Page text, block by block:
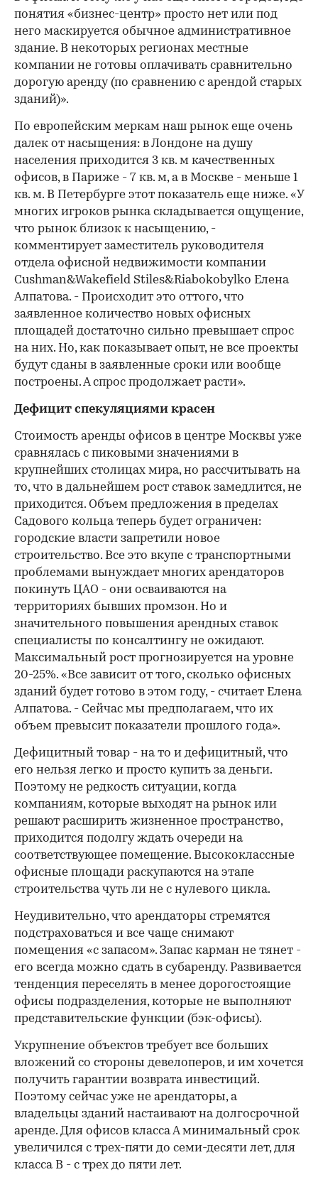
понятия «бизнес-центр» просто нет или под
него маскируется обычное административное
здание. В некоторых регионах местные
компании не готовы оплачивать сравнительно
дорогую аренду (по сравнению с арендой старых
зданий)».
По европейским меркам наш рынок еще очень
далек от насыщения: в Лондоне на душу
населения приходится 3 кв. м качественных
офисов, в Париже - 7 кв. м, а в Москве - меньше 1
кв. м. В Петербурге этот показатель еще ниже. «У
многих игроков рынка складывается ощущение,
что рынок близок к насыщению, -
комментирует заместитель руководителя
отдела офисной недвижимости компании
Cushman&Wakefield Stiles&Riabokobylko Елена
Алпатова. - Происходит это оттого, что
заявленное количество новых офисных
площадей достаточно сильно превышает спрос
на них. Но, как показывает опыт, не все проекты
будут сданы в заявленные сроки или вообще
построены. А спрос продолжает расти».
Дефицит спекуляциями красен
Стоимость аренды офисов в центре Москвы уже
сравнялась с пиковыми значениями в
крупнейших столицах мира, но рассчитывать на
то, что в дальнейшем рост ставок замедлится, не
приходится. Объем предложения в пределах
Садового кольца теперь будет ограничен:
городские власти запретили новое
строительство. Все это вкупе с транспортными
проблемами вынуждает многих арендаторов
покинуть ЦАО - они осваиваются на
территориях бывших промзон. Но и
значительного повышения арендных ставок
специалисты по консалтингу не ожидают.
Максимальный рост прогнозируется на уровне
20-25%. «Все зависит от того, сколько офисных
зданий будет готово в этом году, - считает Елена
Алпатова. - Сейчас мы предполагаем, что их
объем превысит показатели прошлого года».
Дефицитный товар - на то и дефицитный, что
его нельзя легко и просто купить за деньги.
Поэтому не редкость ситуации, когда
компаниям, которые выходят на рынок или
решают расширить жизненное пространство,
приходится подолгу ждать очереди на
соответствующее помещение. Высококлассные
офисные площади раскупаются на этапе
строительства чуть ли не с нулевого цикла.
Неудивительно, что арендаторы стремятся
подстраховаться и все чаще снимают
помещения «с запасом». Запас карман не тянет -
его всегда можно сдать в субаренду. Развивается
тенденция переселять в менее дорогостоящие
офисы подразделения, которые не выполняют
представительские функции (бэк-офисы).
Укрупнение объектов требует все больших
вложений со стороны девелоперов, и им хочется
получить гарантии возврата инвестиций.
Поэтому сейчас уже не арендаторы, а
владельцы зданий настаивают на долгосрочной
аренде. Для офисов класса А минимальный срок
увеличился с трех-пяти до семи-десяти лет, для
класса B - с трех до пяти лет.